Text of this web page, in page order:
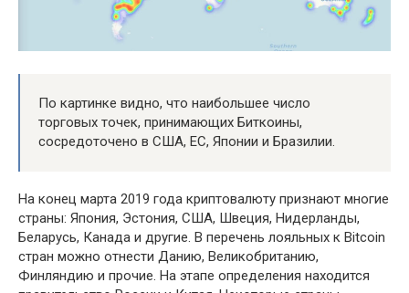
По картинке видно, что наибольшее число
торговых точек, принимающих Биткоины,
сосредоточено в США, ЕС, Японии и Бразилии.
На конец марта 2019 года криптовалюту признают многие
страны: Япония, Эстония, США, Швеция, Нидерланды,
Беларусь, Канада и другие. В перечень лояльных к Bitcoin
стран можно отнести Данию, Великобританию,
Финляндию и прочие. На этапе определения находится